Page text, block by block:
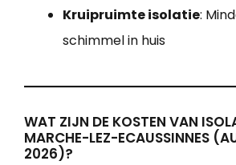
Kruipruimte isolatie:
schimmel in huis
WAT ZIJN DE KOSTEN VAN
MARCHE-LEZ-ECAUSSINNES
2026)?